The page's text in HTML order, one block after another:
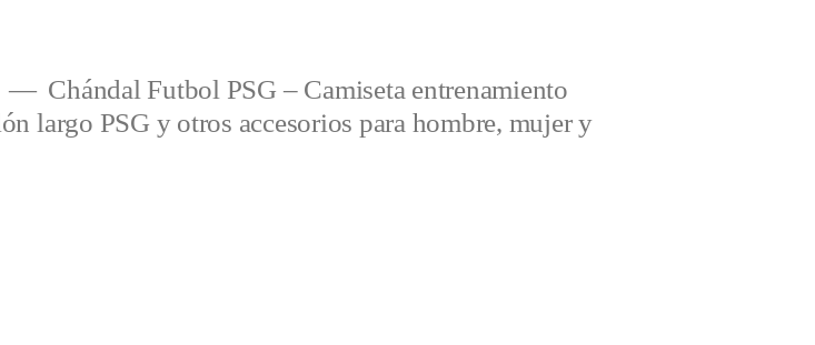
Chándal Futbol PSG – Camiseta entrenamiento
largo PSG y otros accesorios para hombre, mujer y